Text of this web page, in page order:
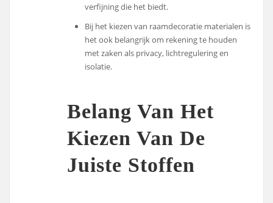
verfijning die het biedt.
Bij het kiezen van raamdecoratie materialen is
het ook belangrijk om rekening te houden
met zaken als privacy, lichtregulering en
isolatie.
Belang Van Het
Kiezen Van De
Juiste Stoffen